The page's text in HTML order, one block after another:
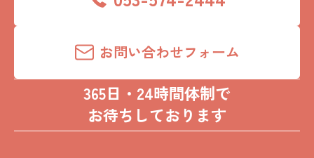
お問い合わせフォーム
365日・24時間体制で
お待ちしております